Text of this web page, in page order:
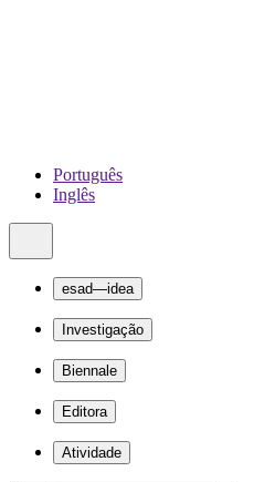
Português
Inglês
esad—idea
Investigação
Biennale
Editora
Atividade